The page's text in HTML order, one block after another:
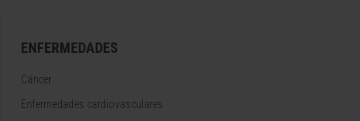
ENFERMEDADES
Cáncer
Enfermedades cardiovasculares